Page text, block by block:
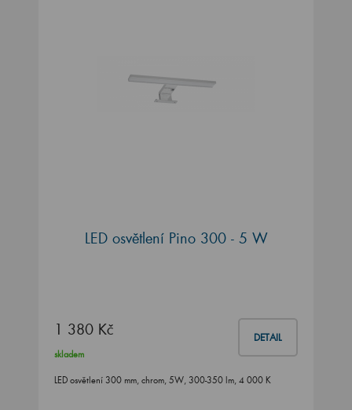
LED osvětlení Pino 300 - 5 W
1 380 Kč DETAIL
skladem
LED osvětlení 300 mm, chrom, 5W, 300-350 lm, 4 000 K